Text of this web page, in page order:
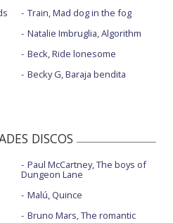
Train, Mad dog in the fog
Natalie Imbruglia, Algorithm
Beck, Ride lonesome
Becky G, Baraja bendita
DISCOS
Paul McCartney, The boys of
Dungeon Lane
Malú, Quince
Bruno Mars, The romantic